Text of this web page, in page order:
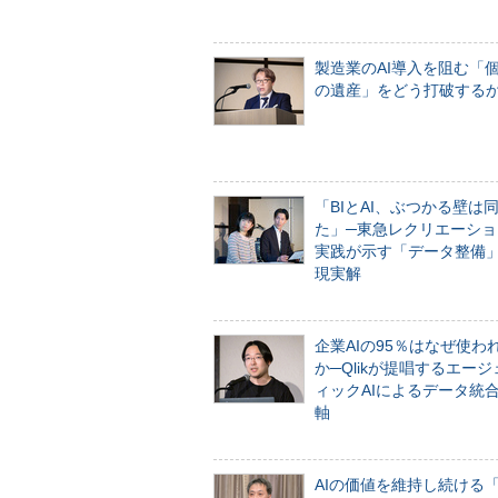
製造業のAI導入を阻む「
の遺産」をどう打破する
「BIとAI、ぶつかる壁は
た」─東急レクリエーシ
実践が示す「データ整備
現実解
企業AIの95％はなぜ使わ
か─Qlikが提唱するエージ
ィックAIによるデータ統
軸
AIの価値を維持し続ける